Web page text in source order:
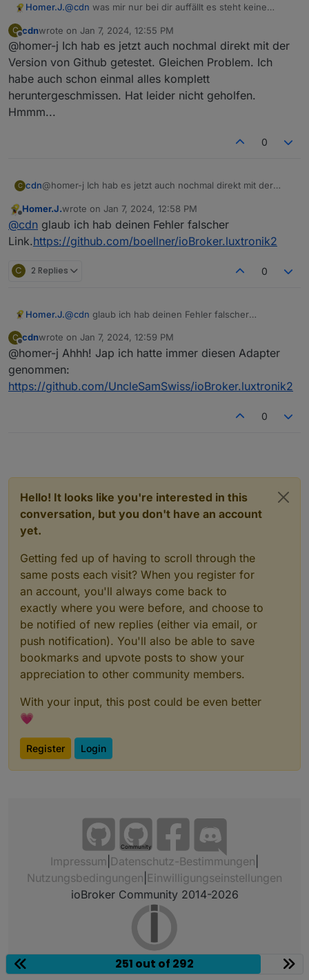
2024-01-07 13:44:05.603	warn	Unknown data
2024-01-07 13:44:05.603	warn	Unknown data
luxtronik2.0
2024-01-07 13:44:05.603	warn	Unknown data
2024-01-07 13:44:05.603	warn	Unknown data
luxtronik2.0
2024-01-07 13:44:05.557	warn	Unknown
2024-01-07 13:44:05.557	warn	Unknown
2024-01-07 13:44:05.514	warn	Unknown data
luxtronik2.0
2024-01-07 13:44:03.476	error	Couldn't
luxtronik2.0
Homer.J.@cdn was mir nur bei dir auffällt es steht keine
tun. Ich denk so richtig ist es bei dir nicht durch
gelaufen.
C
Offline
cdnwrote on Jan 7, 2024, 12:55 PM
last edited by
@homer-j Ich hab es jetzt auch nochmal direkt mit der
Version von Github getestet. Gleichen Problem. Ich
habe auch schon einmal alles komplett
heruntergeschmissen. Hat leider nicht geholfen.
Hmmm...
0
C cdn@homer-j Ich hab es jetzt auch nochmal direkt mit der
auch schon einmal alles komplett heruntergeschmissen.
Hat leider nicht geholfen. Hmmm...
Offline
Homer.J.wrote on Jan 7, 2024, 12:58 PM
last edited by
@cdn glaub ich hab deinen Fehler falscher
Link.https://github.com/boellner/ioBroker.luxtronik2
C 2 Replies 0
Homer.J.@cdn glaub ich hab deinen Fehler falscher
C
Offline
cdnwrote on Jan 7, 2024, 12:59 PM
last edited by
@homer-j Ahhh! Jap ich hatte immer diesen Adapter
genommen:
https://github.com/UncleSamSwiss/ioBroker.luxtronik2
0
Hello! It looks like you're interested in this
conversation, but you don't have an account
yet.
Getting fed up of having to scroll through the
same posts each visit? When you register for
an account, you'll always come back to
exactly where you were before, and choose to
be notified of new replies (either via email, or
push notification). You'll also be able to save
bookmarks and upvote posts to show your
appreciation to other community members.
With your input, this post could be even better
💗
Register Login
Community
Impressum Datenschutz-Bestimmungen
Nutzungsbedingungen Einwilligungseinstellungen
ioBroker Community 2014-2026
251 out of 292